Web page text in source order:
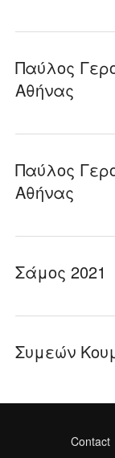
Παύλος
Αθήνας
Παύλος
Αθήνας
Σάμος 2021
Συμεών
Contact